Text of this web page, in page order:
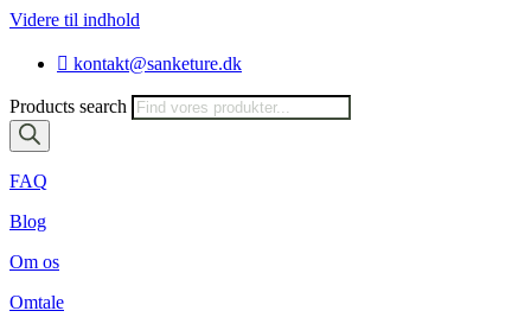
Videre til indhold
kontakt@sanketure.dk
Products search
FAQ
Blog
Om os
Omtale